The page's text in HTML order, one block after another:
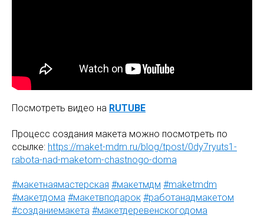
Посмотреть видео на RUTUBE
Процесс создания макета можно посмотреть по
ссылке: https://maket-mdm.ru/blog/tpost/0dy7ryuts1-
rabota-nad-maketom-chastnogo-doma
#макетнаямастерская #макетмдм #maketmdm
#макетдома #макетвподарок #работанадмакетом
#созданиемакета #макетдеревенскогодома